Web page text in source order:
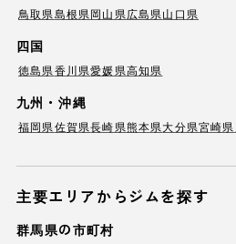
鳥取県島根県岡山県広島県山口県
四国
徳島県香川県愛媛県高知県
九州・沖縄
福岡県佐賀県長崎県熊本県大分県宮崎県
主要エリアからジムを探す
群馬県の市町村